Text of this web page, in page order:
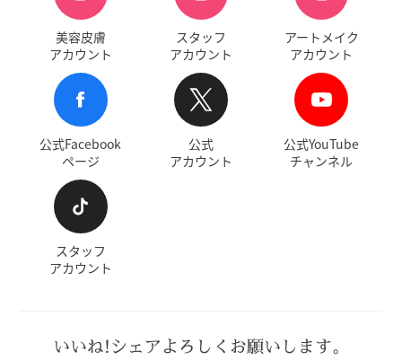
美容皮膚
アカウント
スタッフ
アカウント
アートメイク
アカウント
公式Facebook
ページ
公式
アカウント
公式YouTube
チャンネル
スタッフ
アカウント
いいね!シェアよろしくお願いします。